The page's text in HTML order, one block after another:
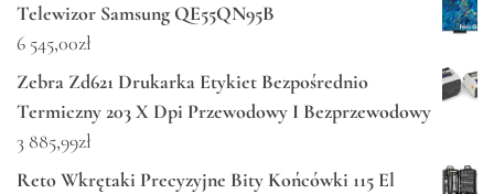
Telewizor Samsung QE55QN95B
6 545,00zł
Zebra Zd621 Drukarka Etykiet Bezpośrednio
Termiczny 203 X Dpi Przewodowy I Bezprzewodowy
3 885,99zł
Reto Wkrętaki Precyzyjne Bity Końcówki 115 El